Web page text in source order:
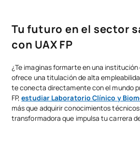
Tu futuro en el sector
con UAX FP
¿Te imaginas formarte en una institución
ofrece una titulación de alta
te conecta directamente con el mundo
FP,estudiar Laboratorio Clínico y
más que adquirir conocimientos
transformadora que impulsa tu carrera